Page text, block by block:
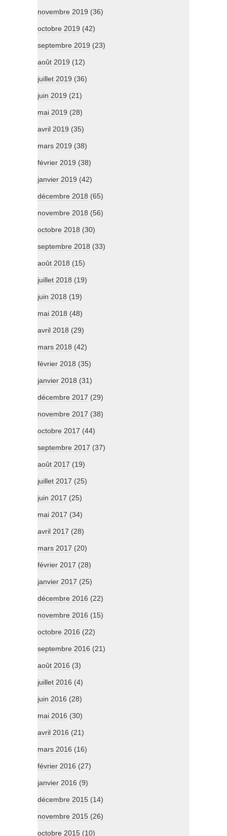
novembre 2019 (36)
octobre 2019 (42)
septembre 2019 (23)
août 2019 (12)
juillet 2019 (36)
juin 2019 (21)
mai 2019 (28)
avril 2019 (35)
mars 2019 (38)
février 2019 (38)
janvier 2019 (42)
décembre 2018 (65)
novembre 2018 (56)
octobre 2018 (30)
septembre 2018 (33)
août 2018 (15)
juillet 2018 (19)
juin 2018 (19)
mai 2018 (48)
avril 2018 (29)
mars 2018 (42)
février 2018 (35)
janvier 2018 (31)
décembre 2017 (29)
novembre 2017 (38)
octobre 2017 (44)
septembre 2017 (37)
août 2017 (19)
juillet 2017 (25)
juin 2017 (25)
mai 2017 (34)
avril 2017 (28)
mars 2017 (20)
février 2017 (28)
janvier 2017 (25)
décembre 2016 (22)
novembre 2016 (15)
octobre 2016 (22)
septembre 2016 (21)
août 2016 (3)
juillet 2016 (4)
juin 2016 (28)
mai 2016 (30)
avril 2016 (21)
mars 2016 (16)
février 2016 (27)
janvier 2016 (9)
décembre 2015 (14)
novembre 2015 (26)
octobre 2015 (10)